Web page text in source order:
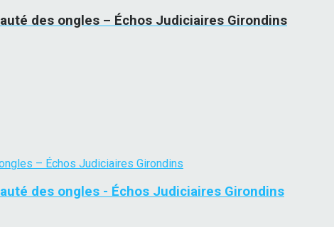
des ongles – Échos Judiciaires Girondins
des ongles - Échos Judiciaires Girondins